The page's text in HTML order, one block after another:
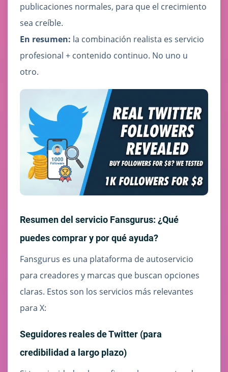
publicaciones normales, para que el crecimiento
sea creíble.
En resumen: la combinación realista es servicio
profesional + contenido continuo. No uno u
otro.
Resumen del servicio Fansgurus: ¿Qué
puedes comprar y por qué ayuda?
Fansgurus es una plataforma de autoservicio
para creadores y marcas que buscan opciones
claras. Estos son los servicios más relevantes
para X:
Seguidores reales de Twitter (para
credibilidad a largo plazo)